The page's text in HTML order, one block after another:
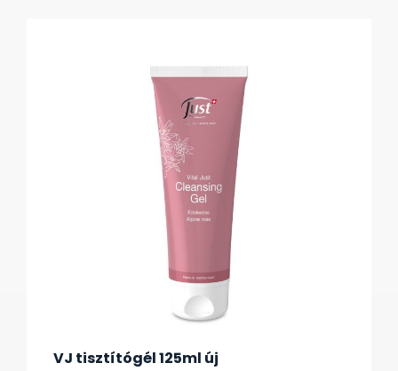
VJ tisztítógél 125ml új